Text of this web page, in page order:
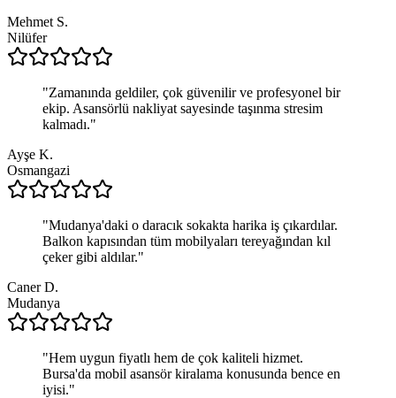
Mehmet S.
Nilüfer
"Zamanında geldiler, çok güvenilir ve profesyonel bir
ekip. Asansörlü nakliyat sayesinde taşınma stresim
kalmadı."
Ayşe K.
Osmangazi
"Mudanya'daki o daracık sokakta harika iş çıkardılar.
Balkon kapısından tüm mobilyaları tereyağından kıl
çeker gibi aldılar."
Caner D.
Mudanya
"Hem uygun fiyatlı hem de çok kaliteli hizmet.
Bursa'da mobil asansör kiralama konusunda bence en
iyisi."